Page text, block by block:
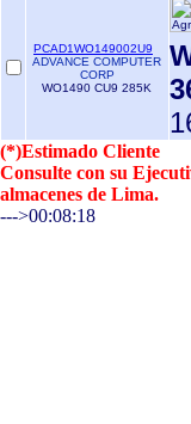
PCAD1WO149002U9
ADVANCE COMPUTER
CORP
WO1490 CU9 285K
(*)Estimado Cliente
Consulte con su
almacenes de Lima.
--->00:08:18